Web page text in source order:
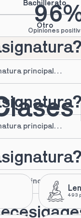
Bachillerato
Otro
Opiniones
493